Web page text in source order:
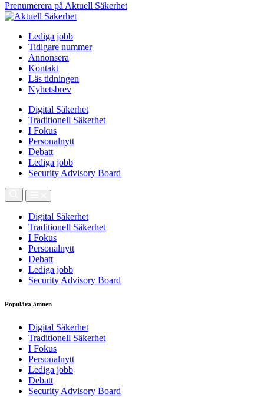
Prenumerera på Aktuell Säkerhet
Lediga jobb
Tidigare nummer
Annonsera
Kontakt
Läs tidningen
Nyhetsbrev
Digital Säkerhet
Traditionell Säkerhet
I Fokus
Personalnytt
Debatt
Lediga jobb
Security Advisory Board
Digital Säkerhet
Traditionell Säkerhet
I Fokus
Personalnytt
Debatt
Lediga jobb
Security Advisory Board
Populära ämnen
Digital Säkerhet
Traditionell Säkerhet
I Fokus
Personalnytt
Lediga jobb
Debatt
Security Advisory Board